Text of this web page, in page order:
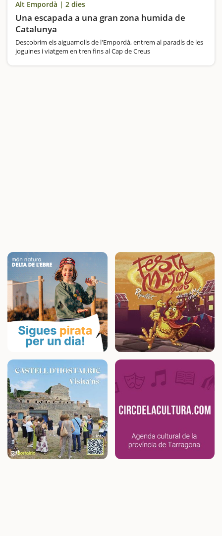
Alt Empordà | 2 dies
Una escapada a una gran zona humida de
Catalunya
Descobrim els aiguamolls de l'Empordà, entrem al paradís de les
joguines i viatgem en tren fins al Cap de Creus